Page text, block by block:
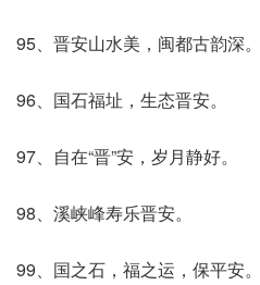
95、晋安山水美，闽都古韵深。
96、国石福址，生态晋安。
97、自在“晋”安，岁月静好。
98、溪峡峰寿乐晋安。
99、国之石，福之运，保平安。